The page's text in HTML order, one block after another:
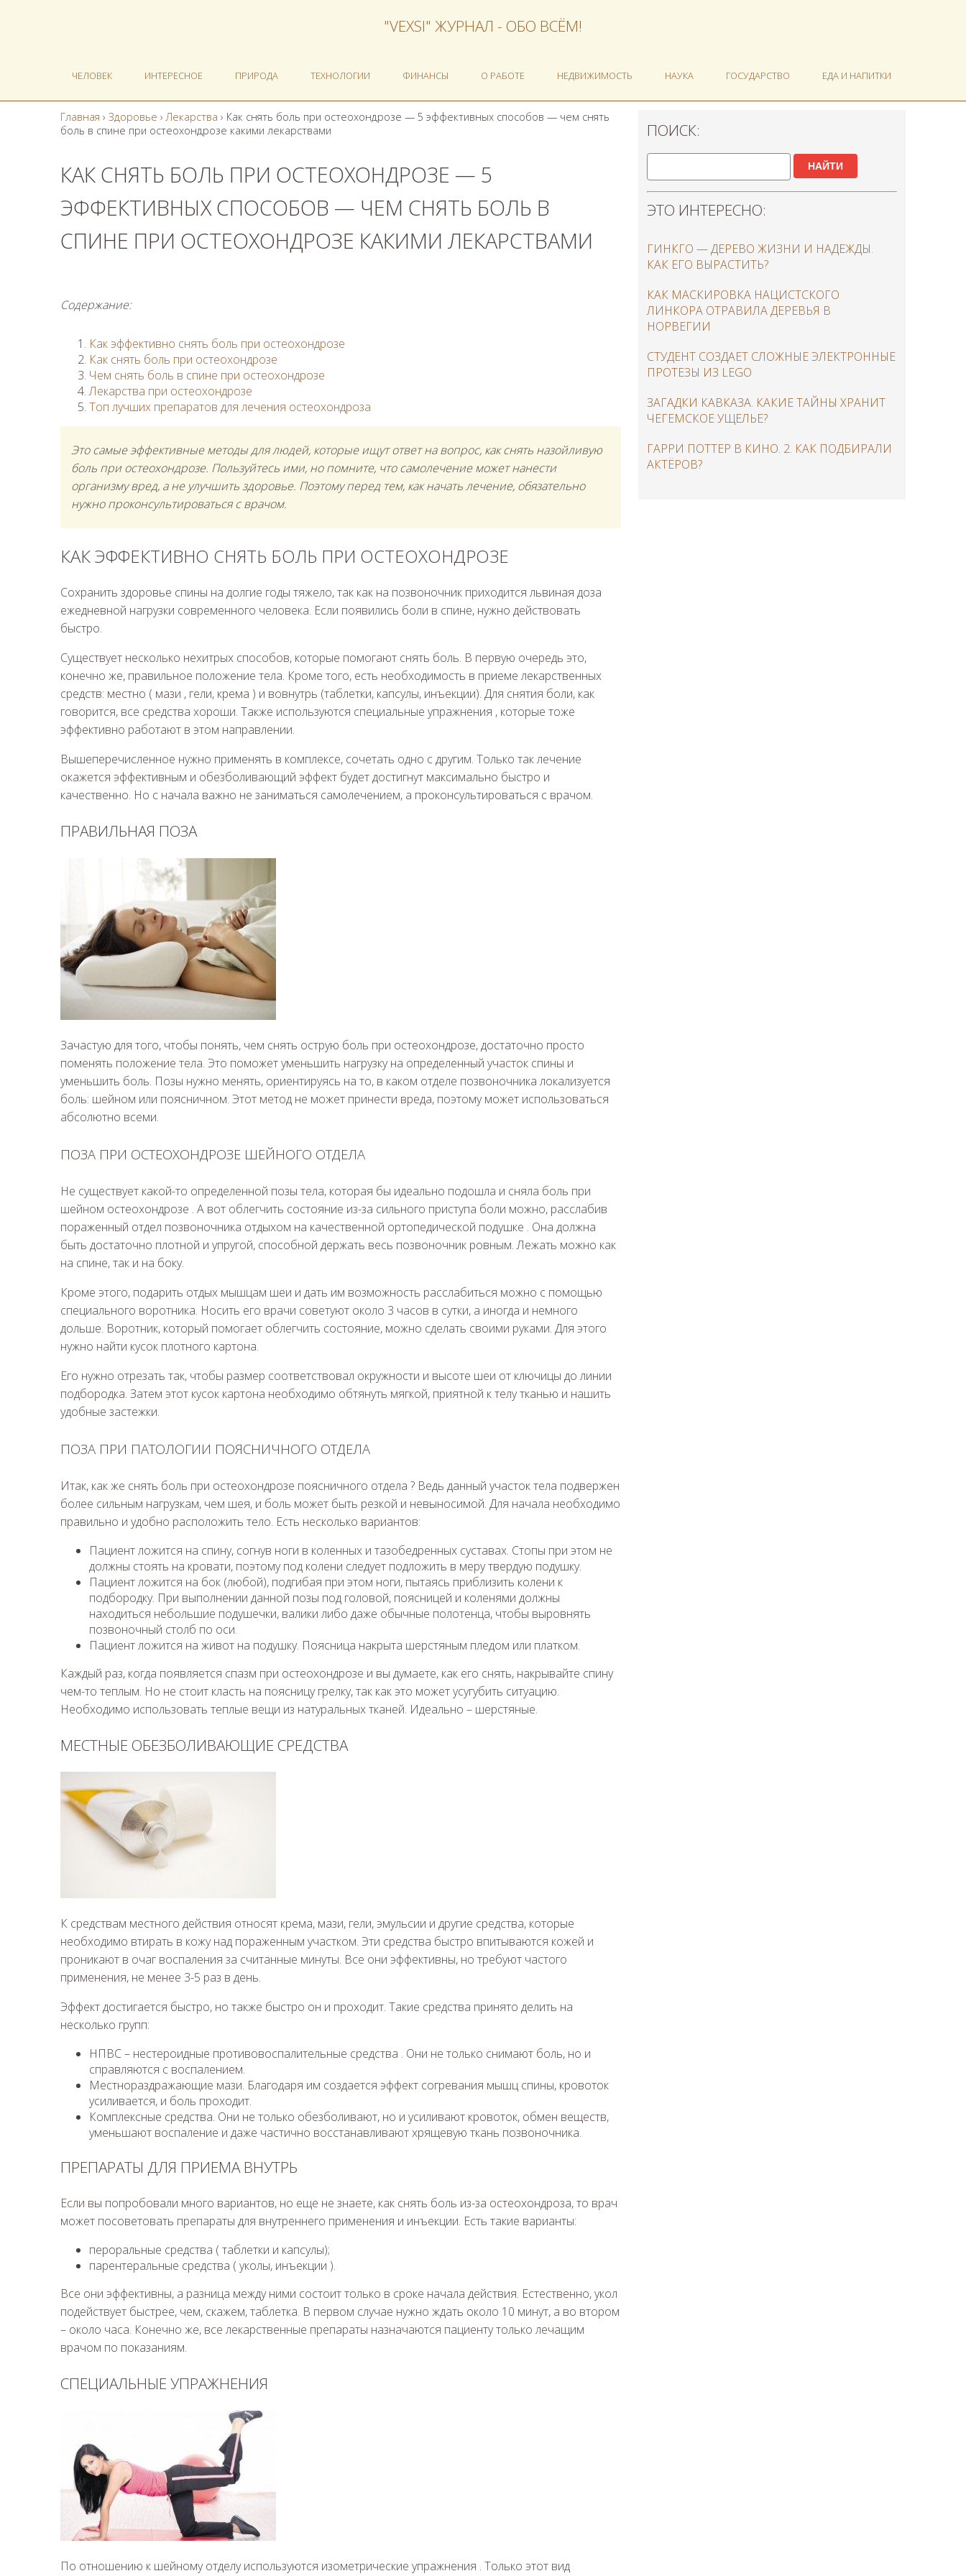
"VEXSI" ЖУРНАЛ - ОБО ВСЁМ!
ЧЕЛОВЕК ИНТЕРЕСНОЕ ПРИРОДА ТЕХНОЛОГИИ ФИНАНСЫ О РАБОТЕ НЕДВИЖИМОСТЬ НАУКА ГОСУДАРСТВО ЕДА И НАПИТКИ
Главная › Здоровье ›Лекарства › Как снять боль при остеохондрозе — 5 эффективных способов — чем снять
боль в спине при остеохондрозе какими лекарствами
КАК СНЯТЬ БОЛЬ ПРИ ОСТЕОХОНДРОЗЕ — 5
ЭФФЕКТИВНЫХ СПОСОБОВ — ЧЕМ СНЯТЬ БОЛЬ В
СПИНЕ ПРИ ОСТЕОХОНДРОЗЕ КАКИМИ ЛЕКАРСТВАМИ
Содержание:
Как эффективно снять боль при остеохондрозе
Как снять боль при остеохондрозе
Чем снять боль в спине при остеохондрозе
Лекарства при остеохондрозе
Топ лучших препаратов для лечения остеохондроза
Это самые эффективные методы для людей, которые ищут ответ на вопрос, как снять назойливую
боль при остеохондрозе. Пользуйтесь ими, но помните, что самолечение может нанести
организму вред, а не улучшить здоровье. Поэтому перед тем, как начать лечение, обязательно
нужно проконсультироваться с врачом.
КАК ЭФФЕКТИВНО СНЯТЬ БОЛЬ ПРИ ОСТЕОХОНДРОЗЕ
Сохранить здоровье спины на долгие годы тяжело, так как на позвоночник приходится львиная доза
ежедневной нагрузки современного человека. Если появились боли в спине, нужно действовать
быстро.
Существует несколько нехитрых способов, которые помогают снять боль. В первую очередь это,
конечно же, правильное положение тела. Кроме того, есть необходимость в приеме лекарственных
средств: местно ( мази , гели, крема ) и вовнутрь (таблетки, капсулы, инъекции). Для снятия боли, как
говорится, все средства хороши. Также используются специальные упражнения , которые тоже
эффективно работают в этом направлении.
Вышеперечисленное нужно применять в комплексе, сочетать одно с другим. Только так лечение
окажется эффективным и обезболивающий эффект будет достигнут максимально быстро и
качественно. Но с начала важно не заниматься самолечением, а проконсультироваться с врачом.
ПРАВИЛЬНАЯ ПОЗА
Зачастую для того, чтобы понять, чем снять острую боль при остеохондрозе, достаточно просто
поменять положение тела. Это поможет уменьшить нагрузку на определенный участок спины и
уменьшить боль. Позы нужно менять, ориентируясь на то, в каком отделе позвоночника локализуется
боль: шейном или поясничном. Этот метод не может принести вреда, поэтому может использоваться
абсолютно всеми.
ПОЗА ПРИ ОСТЕОХОНДРОЗЕ ШЕЙНОГО ОТДЕЛА
Не существует какой-то определенной позы тела, которая бы идеально подошла и сняла боль при
шейном остеохондрозе . А вот облегчить состояние из-за сильного приступа боли можно, расслабив
пораженный отдел позвоночника отдыхом на качественной ортопедической подушке . Она должна
быть достаточно плотной и упругой, способной держать весь позвоночник ровным. Лежать можно как
на спине, так и на боку.
Кроме этого, подарить отдых мышцам шеи и дать им возможность расслабиться можно с помощью
специального воротника. Носить его врачи советуют около 3 часов в сутки, а иногда и немного
дольше. Воротник, который помогает облегчить состояние, можно сделать своими руками. Для этого
нужно найти кусок плотного картона.
Его нужно отрезать так, чтобы размер соответствовал окружности и высоте шеи от ключицы до линии
подбородка. Затем этот кусок картона необходимо обтянуть мягкой, приятной к телу тканью и нашить
удобные застежки.
ПОЗА ПРИ ПАТОЛОГИИ ПОЯСНИЧНОГО ОТДЕЛА
Итак, как же снять боль при остеохондрозе поясничного отдела ? Ведь данный участок тела подвержен
более сильным нагрузкам, чем шея, и боль может быть резкой и невыносимой. Для начала необходимо
правильно и удобно расположить тело. Есть несколько вариантов:
Пациент ложится на спину, согнув ноги в коленных и тазобедренных суставах. Стопы при этом не
должны стоять на кровати, поэтому под колени следует подложить в меру твердую подушку.
Пациент ложится на бок (любой), подгибая при этом ноги, пытаясь приблизить колени к
подбородку. При выполнении данной позы под головой, поясницей и коленями должны
находиться небольшие подушечки, валики либо даже обычные полотенца, чтобы выровнять
позвоночный столб по оси.
Пациент ложится на живот на подушку. Поясница накрыта шерстяным пледом или платком.
Каждый раз, когда появляется спазм при остеохондрозе и вы думаете, как его снять, накрывайте спину
чем-то теплым. Но не стоит класть на поясницу грелку, так как это может усугубить ситуацию.
Необходимо использовать теплые вещи из натуральных тканей. Идеально – шерстяные.
МЕСТНЫЕ ОБЕЗБОЛИВАЮЩИЕ СРЕДСТВА
К средствам местного действия относят крема, мази, гели, эмульсии и другие средства, которые
необходимо втирать в кожу над пораженным участком. Эти средства быстро впитываются кожей и
проникают в очаг воспаления за считанные минуты. Все они эффективны, но требуют частого
применения, не менее 3-5 раз в день.
Эффект достигается быстро, но также быстро он и проходит. Такие средства принято делить на
несколько групп:
НПВС – нестероидные противовоспалительные средства . Они не только снимают боль, но и
справляются с воспалением.
Местнораздражающие мази. Благодаря им создается эффект согревания мышц спины, кровоток
усиливается, и боль проходит.
Комплексные средства. Они не только обезболивают, но и усиливают кровоток, обмен веществ,
уменьшают воспаление и даже частично восстанавливают хрящевую ткань позвоночника.
ПРЕПАРАТЫ ДЛЯ ПРИЕМА ВНУТРЬ
Если вы попробовали много вариантов, но еще не знаете, как снять боль из-за остеохондроза, то врач
может посоветовать препараты для внутреннего применения и инъекции. Есть такие варианты:
пероральные средства ( таблетки и капсулы);
парентеральные средства ( уколы, инъекции ).
Все они эффективны, а разница между ними состоит только в сроке начала действия. Естественно, укол
подействует быстрее, чем, скажем, таблетка. В первом случае нужно ждать около 10 минут, а во втором
– около часа. Конечно же, все лекарственные препараты назначаются пациенту только лечащим
врачом по показаниям.
СПЕЦИАЛЬНЫЕ УПРАЖНЕНИЯ
По отношению к шейному отделу используются изометрические упражнения . Только этот вид
ПОИСК:
НАЙТИ
ЭТО ИНТЕРЕСНО:
ГИНКГО — ДЕРЕВО ЖИЗНИ И НАДЕЖДЫ.
КАК ЕГО ВЫРАСТИТЬ?
КАК МАСКИРОВКА НАЦИСТСКОГО
ЛИНКОРА ОТРАВИЛА ДЕРЕВЬЯ В
НОРВЕГИИ
СТУДЕНТ СОЗДАЕТ СЛОЖНЫЕ ЭЛЕКТРОННЫЕ
ПРОТЕЗЫ ИЗ LEGO
ЗАГАДКИ КАВКАЗА. КАКИЕ ТАЙНЫ ХРАНИТ
ЧЕГЕМСКОЕ УЩЕЛЬЕ?
ГАРРИ ПОТТЕР В КИНО. 2. КАК ПОДБИРАЛИ
АКТЁРОВ?